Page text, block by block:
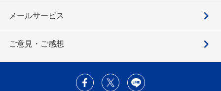
メールサービス
ご意見・ご感想